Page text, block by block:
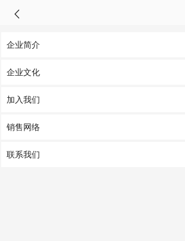
企业简介
企业文化
加入我们
销售网络
联系我们